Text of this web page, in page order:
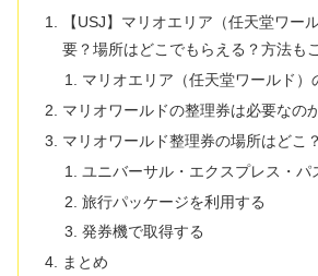
【USJ】マリオエリア（任天堂ワー
要？場所はどこでもらえる？方法も
マリオエリア（任天堂ワールド）
マリオワールドの整理券は必要なの
マリオワールド整理券の場所はどこ？
ユニバーサル・エクスプレス・パ
旅行パッケージを利用する
発券機で取得する
まとめ